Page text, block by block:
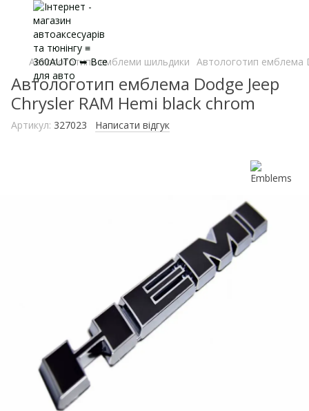
Автологотипи емблеми шильдики Автологотип емблема
Автологотип емблема Dodge Jeep
Chrysler RAM Hemi black chrom
Артикул: 327023 Написати відгук